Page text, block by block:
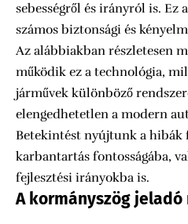
sebességről és irányról is. Ez
számos biztonsági és
Az alábbiakban részletesen
működik ez a technológia,
járművek különböző
elengedhetetlen a modern
Betekintést nyújtunk a hibák
karbantartás fontosságába,
fejlesztési irányokba is.
A kormányszög